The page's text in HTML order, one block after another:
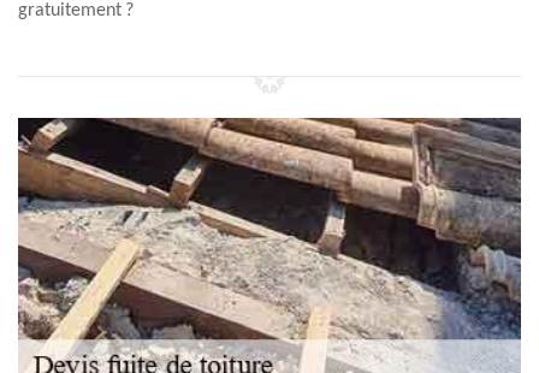
gratuitement ?